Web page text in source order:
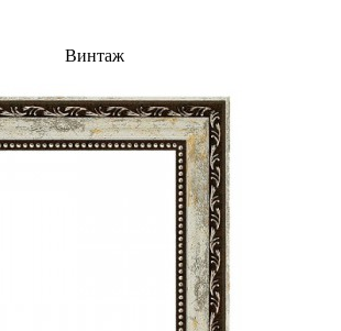
Винтаж